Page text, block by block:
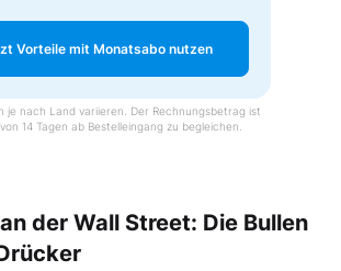
Vorteile mit Monatsabo nutzen
je nach Land variieren. Der Rechnungsbetrag ist
14 Tagen ab Bestelleingang zu begleichen.
der Wall Street: Die Bullen